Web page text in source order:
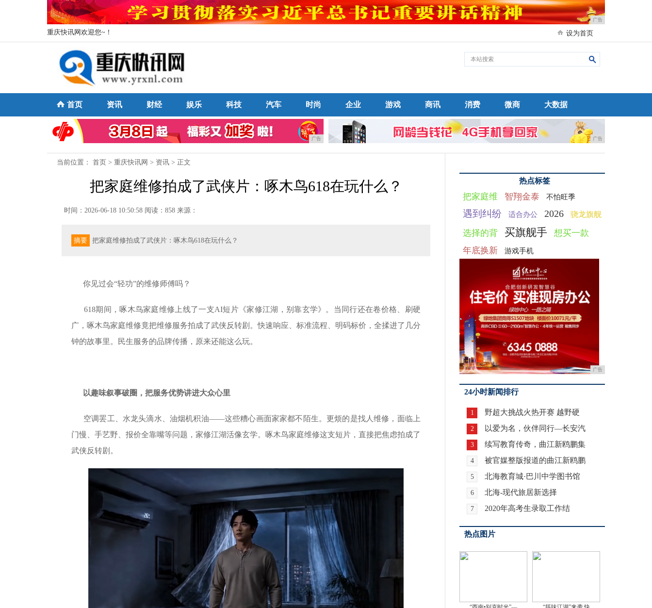
广告
重庆快讯网欢迎您~！ 设为首页
首页 资讯 财经 娱乐 科技 汽车 时尚 企业 游戏 商讯 消费 微商 大数据
广告 广告
当前位置： 首页 > 重庆快讯网 > 资讯 > 正文
把家庭维修拍成了武侠片：啄木鸟618在玩什么？
时间：2026-06-18 10:50:58 阅读：858 来源：
摘要 把家庭维修拍成了武侠片：啄木鸟618在玩什么？
你见过会“轻功”的维修师傅吗？
618期间，啄木鸟家庭维修上线了一支AI短片《家修江湖，别靠玄学》。当同行还在卷价格、刷硬
广，啄木鸟家庭维修竟把维修服务拍成了武侠反转剧。快速响应、标准流程、明码标价，全揉进了几分
钟的故事里。民生服务的品牌传播，原来还能这么玩。
以趣味叙事破圈，把服务优势讲进大众心里
空调罢工、水龙头滴水、油烟机积油——这些糟心画面家家都不陌生。更烦的是找人维修，面临上
门慢、手艺野、报价全靠嘴等问题，家修江湖活像玄学。啄木鸟家庭维修这支短片，直接把焦虑拍成了
武侠反转剧。
热点标签
把家庭维 智翔金泰 不怕旺季
遇到纠纷 适合办公 2026 骁龙旗舰
选择的背 买旗舰手
想买一款
年底换新
游戏手机
广告
24小时新闻排行
1 野超大挑战火热开赛 越野硬
2 以爱为名，伙伴同行—长安汽
3 续写教育传奇，曲江新鸥鹏集
4 被官媒整版报道的曲江新鸥鹏
5 北海教育城·巴川中学图书馆
6 北海-现代旅居新选择
7 2020年高考生录取工作结
热点图片